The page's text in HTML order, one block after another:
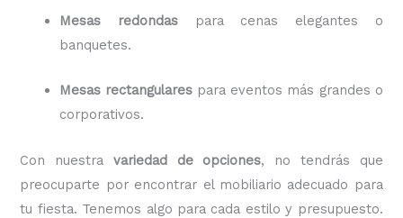
Mesas redondaspara cenas elegantes o
banquetes.
Mesas rectangulares para eventos más grandes o
corporativos.
Con nuestra variedad de opciones, no tendrás que
preocuparte por encontrar el mobiliario adecuado para
tu fiesta. Tenemos algo para cada estilo y presupuesto.